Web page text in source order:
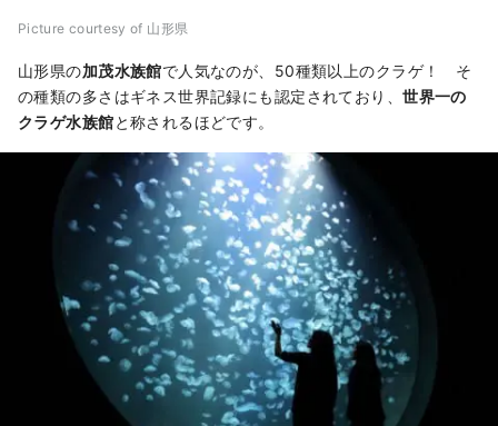
Picture courtesy of 山形県
山形県の加茂水族館で人気なのが、50種類以上のクラゲ！ そ
の種類の多さはギネス世界記録にも認定されており、世界一の
クラゲ水族館と称されるほどです。